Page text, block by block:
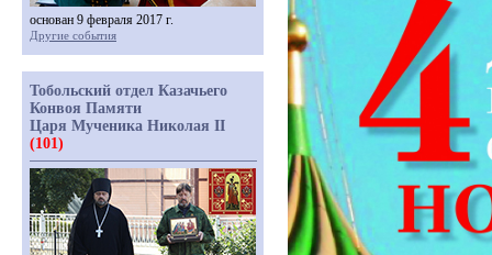
основан 9 февраля 2017 г.
Другие события
Тобольский отдел Казачьего
Конвоя Памяти
Царя Мученика Николая II
(101)